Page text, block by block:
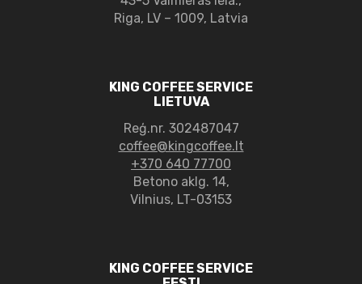
Riga, LV – 1009, Latvia
KING COFFEE SERVICE
LIETUVA
Reģ.nr. 302487047
coffee@kingcoffee.lt
+370 640 77700
Betono aklg. 14,
Vilnius, LT-03153
KING COFFEE SERVICE